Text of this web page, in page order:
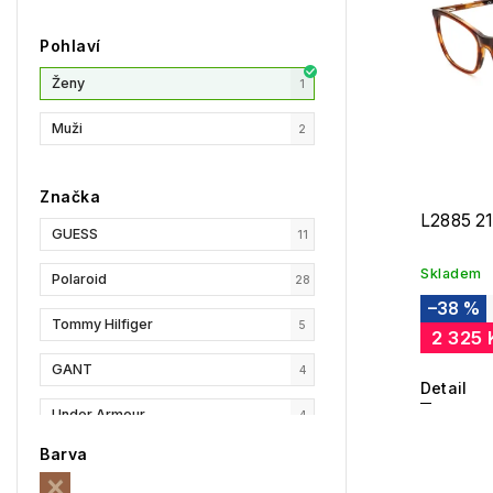
Pohlaví
Ženy 1
Muži 2
Značka
GUESS 11
Polaroid 28
Tommy Hilfiger 5
GANT 4
Under Armour 4
Privé Revaux
Barva
L2885
Skladem
–38 %
2 325
Detail